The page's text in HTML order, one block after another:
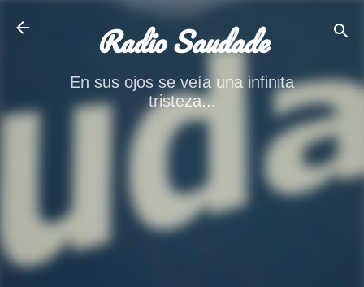
Radio Saudade
En sus ojos se veía una infinita
tristeza...